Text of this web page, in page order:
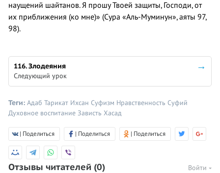
наущений шайтанов. Я прошу Твоей защиты, Господи, от
их приближения (ко мне)» (Сура «Аль-Муминун», аяты 97,
98).
116. Злодеяния
Следующий урок
Теги: Адаб Тарикат Ихсан Суфизм Нравственность Суфий
Духовное воспитание Зависть Хасад
| Поделиться | Поделиться | Поделиться
Отзывы читателей (0) Войти